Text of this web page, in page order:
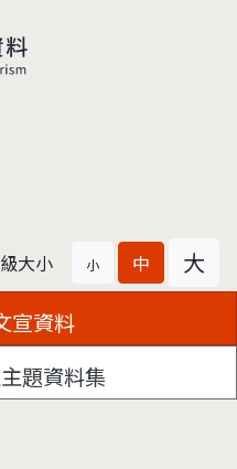
大小 小 中 大
宣資料
題資料集